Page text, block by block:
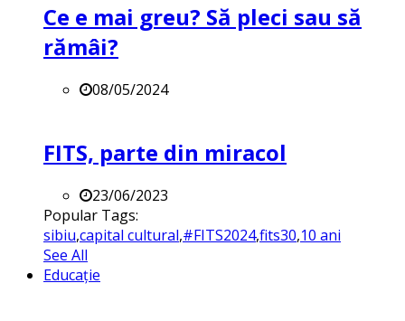
Ce e mai greu? Să pleci sau să
rămâi?
08/05/2024
FITS, parte din miracol
23/06/2023
Popular Tags:
sibiu,capital cultural,#FITS2024,fits30,10 ani
See All
Educație